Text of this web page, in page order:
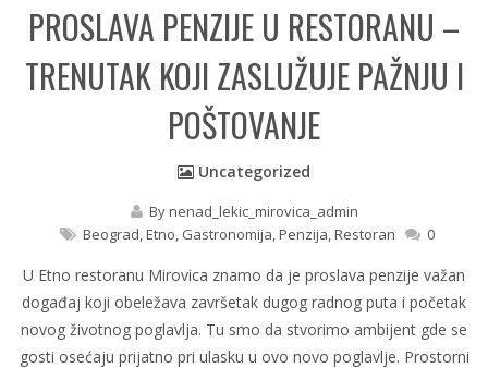
PROSLAVA PENZIJE U RESTORANU –
TRENUTAK KOJI ZASLUŽUJE PAŽNJU I
POŠTOVANJE
Uncategorized
Bynenad_lekic_mirovica_admin
Beograd,Etno, Gastronomija,Penzija,Restoran 0
U Etno restoranu Mirovica znamo da je proslava penzije važan
događaj koji obeležava završetak dugog radnog puta i početak
novog životnog poglavlja. Tu smo da stvorimo ambijent gde se
gosti osećaju prijatno pri ulasku u ovo novo poglavlje. Prostorni